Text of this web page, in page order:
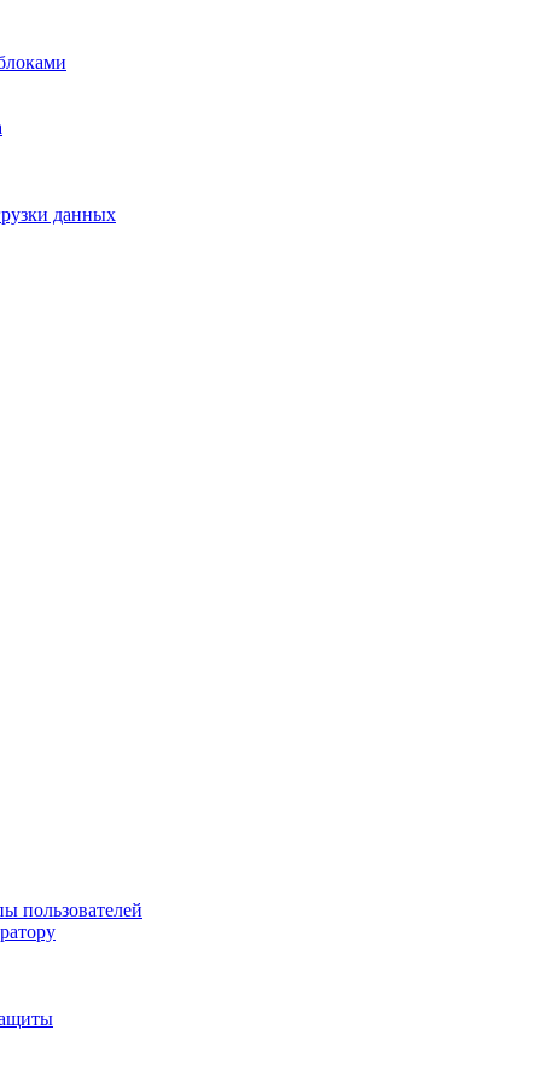
данных
пользователей